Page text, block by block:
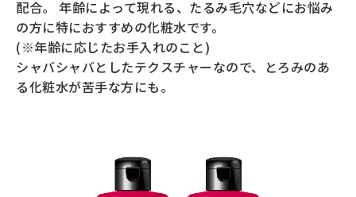
配合。 年齢によって現れる、たるみ毛穴などにお悩み
の方に特におすすめの化粧水です。
(※年齢に応じたお手入れのこと)
シャバシャバとしたテクスチャーなので、とろみのあ
る化粧水が苦手な方にも。